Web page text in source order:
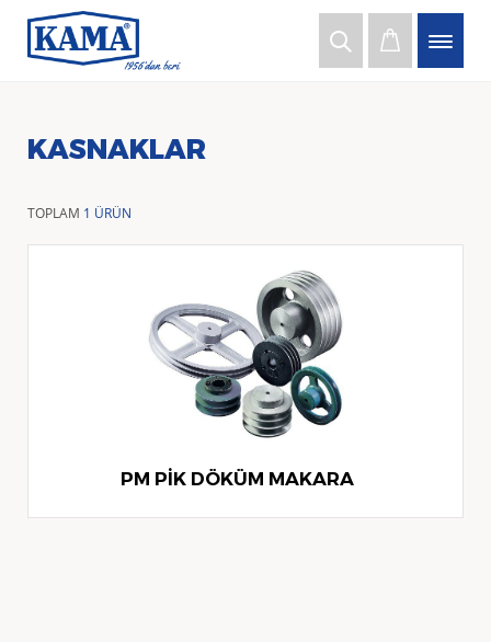
KASNAKLAR
TOPLAM 1 ÜRÜN
PM PİK DÖKÜM MAKARA